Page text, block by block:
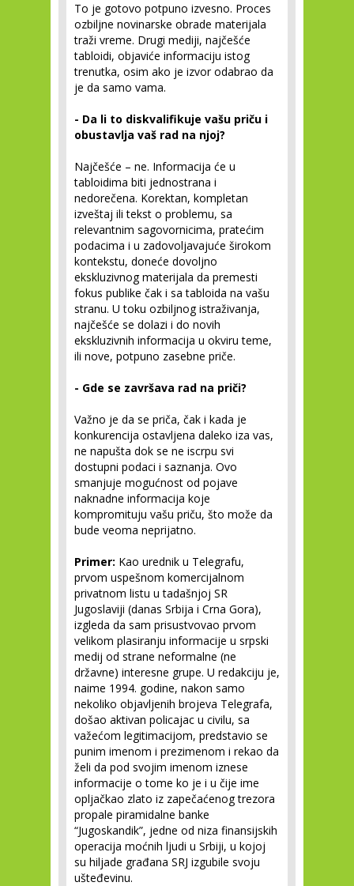
To je gotovo potpuno izvesno. Proces
ozbiljne novinarske obrade materijala
traži vreme. Drugi mediji, najčešće
tabloidi, objaviće informaciju istog
trenutka, osim ako je izvor odabrao da
je da samo vama.
- Da li to diskvalifikuje vašu priču i
obustavlja vaš rad na njoj?
Najčešće – ne. Informacija će u
tabloidima biti jednostrana i
nedorečena. Korektan, kompletan
izveštaj ili tekst o problemu, sa
relevantnim sagovornicima, pratećim
podacima i u zadovoljavajuće širokom
kontekstu, doneće dovoljno
ekskluzivnog materijala da premesti
fokus publike čak i sa tabloida na vašu
stranu. U toku ozbiljnog istraživanja,
najčešće se dolazi i do novih
ekskluzivnih informacija u okviru teme,
ili nove, potpuno zasebne priče.
- Gde se završava rad na priči?
Važno je da se priča, čak i kada je
konkurencija ostavljena daleko iza vas,
ne napušta dok se ne iscrpu svi
dostupni podaci i saznanja. Ovo
smanjuje mogućnost od pojave
naknadne informacija koje
kompromituju vašu priču, što može da
bude veoma neprijatno.
Primer: Kao urednik u Telegrafu,
prvom uspešnom komercijalnom
privatnom listu u tadašnjoj SR
Jugoslaviji (danas Srbija i Crna Gora),
izgleda da sam prisustvovao prvom
velikom plasiranju informacije u srpski
medij od strane neformalne (ne
državne) interesne grupe. U redakciju je,
naime 1994. godine, nakon samo
nekoliko objavljenih brojeva Telegrafa,
došao aktivan policajac u civilu, sa
važećom legitimacijom, predstavio se
punim imenom i prezimenom i rekao da
želi da pod svojim imenom iznese
informacije o tome ko je i u čije ime
opljačkao zlato iz zapečaćenog trezora
propale piramidalne banke
“Jugoskandik”, jedne od niza finansijskih
operacija moćnih ljudi u Srbiji, u kojoj
su hiljade građana SRJ izgubile svoju
ušteđevinu.